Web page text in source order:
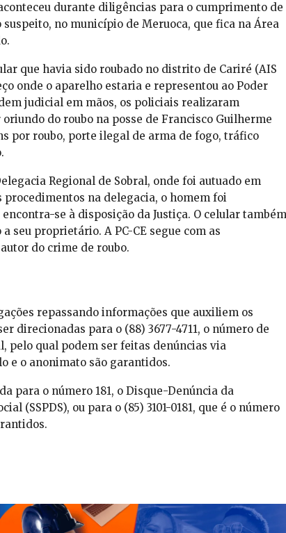
durante diligências para o cumprimento de
no município de Meruoca, que fica na Área
que havia sido roubado no distrito de Cariré (AIS
onde o aparelho estaria e representou ao Poder
judicial em mãos, os policiais realizaram
do roubo na posse de Francisco Guilherme
por roubo, porte ilegal de arma de fogo, tráfico
Regional de Sobral, onde foi autuado em
na delegacia, o homem foi
se à disposição da Justiça. O celular também
seu proprietário. A PC-CE segue com as
do crime de roubo.
repassando informações que auxiliem os
direcionadas para o (88) 3677-4711, o número de
pelo qual podem ser feitas denúncias via
e o anonimato são garantidos.
para o número 181, o Disque-Denúncia da
(SSPDS), ou para o (85) 3101-0181, que é o número